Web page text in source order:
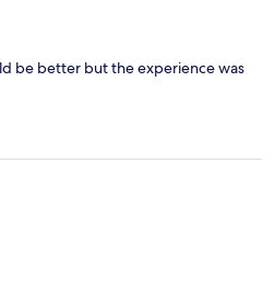
be better but the experience was